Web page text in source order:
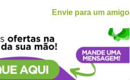
Envie para um amigo